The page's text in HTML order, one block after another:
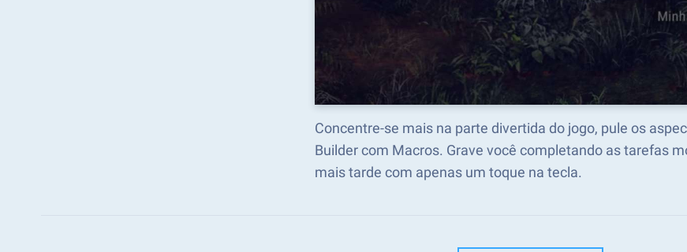
Concentre-se mais na parte divertida do jogo, pule os
Builder com Macros. Grave você completando as tarefas
mais tarde com apenas um toque na tecla.